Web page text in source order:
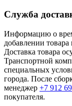
Служба
Информацию о
добавлении
Доставка товара
Транспортной
специальных
города. После
менеджер +7 912
покупателя.